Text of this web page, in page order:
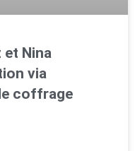
et Nina
via
coffrage